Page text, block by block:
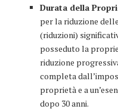
Durata della
per la riduzione
(riduzioni)
posseduto la
riduzione
completa
proprietà e a
dopo 30 anni.